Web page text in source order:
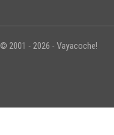
© 2001 - 2026 - Vayacoche!